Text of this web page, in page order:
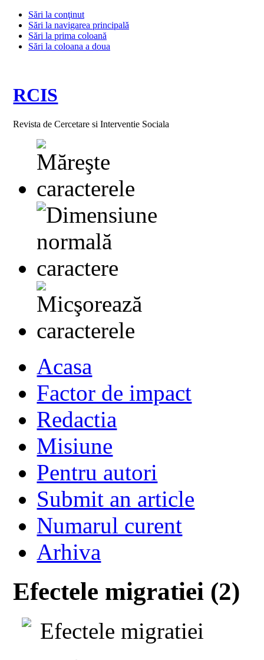
Sări la conţinut
Sări la navigarea principală
Sări la prima coloană
Sări la coloana a doua
RCIS
Revista de Cercetare si Interventie Sociala
Acasa
Factor de impact
Redactia
Misiune
Pentru autori
Submit an article
Numarul curent
Arhiva
Efectele migratiei (2)
Efectele migratiei